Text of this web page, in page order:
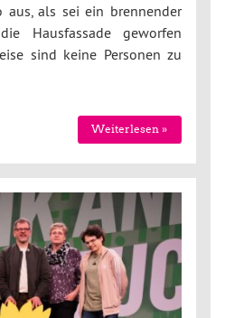
aus, als sei ein brennender
Hausfassade geworfen
sind keine Personen zu
Weiterlesen »